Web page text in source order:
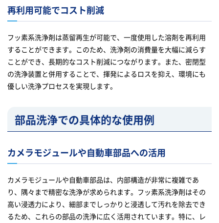
再利用可能でコスト削減
フッ素系洗浄剤は蒸留再生が可能で、一度使用した溶剤を再利用
することができます。このため、洗浄剤の消費量を大幅に減らす
ことができ、長期的なコスト削減につながります。また、密閉型
の洗浄装置と併用することで、揮発によるロスを抑え、環境にも
優しい洗浄プロセスを実現します。
部品洗浄での具体的な使用例
カメラモジュールや自動車部品への活用
カメラモジュールや自動車部品は、内部構造が非常に複雑であ
り、隅々まで精密な洗浄が求められます。フッ素系洗浄剤はその
高い浸透力により、細部までしっかりと浸透して汚れを除去でき
るため、これらの部品の洗浄に広く活用されています。特に、レ